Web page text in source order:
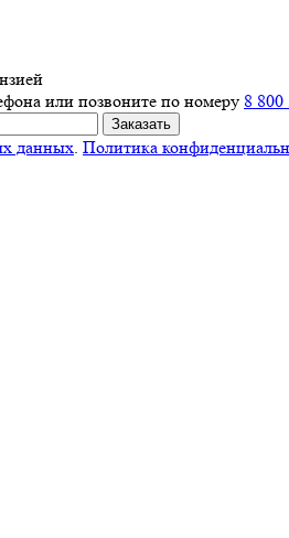
или позвоните по номеру 8 800
данных. Политика